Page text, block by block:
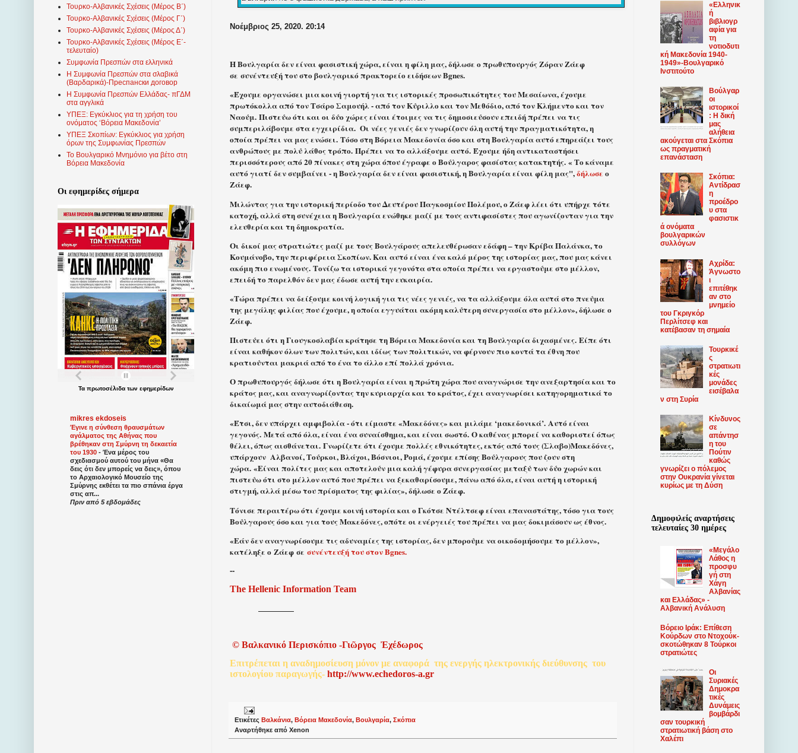
Νοέμβριος 25, 2020. 20:14
Η Βουλγαρία δεν είναι φασιστική χώρα, είναι η φίλη μας, δήλωσε ο πρωθυπουργός Ζόραν Ζάεφ
σε συνέντευξή του στο βουλγαρικό πρακτορείο ειδήσεων Bgnes.
«Έχουμε οργανώσει μια κοινή γιορτή για τις ιστορικές προσωπικότητες του Μεσαίωνα, έχουμε
πρωτόκολλα από τον Τσάρο Σαμουήλ - από τον Κύριλλο και τον Μεθόδιο, από τον Κλήμεντο και τον
Ναούμ. Πιστεύω ότι και οι δύο χώρες είναι έτοιμες να τις δημοσιεύσουν επειδή πρέπει να τις
συμπεριλάβουμε στα εγχειρίδια. Οι νέες γενιές δεν γνωρίζουν όλη αυτή την πραγματικότητα, η
οποία πρέπει να μας ενώσει. Τόσο στη Βόρεια Μακεδονία όσο και στη Βουλγαρία αυτό επηρεάζει τους
ανθρώπους με πολύ λάθος τρόπο. Πρέπει να το αλλάξουμε αυτό. Έχουμε ήδη αντικαταστήσει
περισσότερους από 20 πίνακες στη χώρα όπου έγραφε ο Βούλγαρος φασίστας κατακτητής. « Το κάναμε
αυτό γιατί δεν συμβαίνει - η Βουλγαρία δεν είναι φασιστική, η Βουλγαρία είναι φίλη μας",δήλωσε ο
Ζάεφ.
Μιλώντας για την ιστορική περίοδο του Δευτέρου Παγκοσμίου Πολέμου, ο Ζάεφ λέει ότι υπήρχε τότε
κατοχή, αλλά στη συνέχεια η Βουλγαρία ενώθηκε μαζί με τους αντιφασίστες που αγωνίζονταν για την
ελευθερία και τη δημοκρατία.
Οι δικοί μας στρατιώτες μαζί με τους Βουλγάρους απελευθέρωσαν εδάφη – την Κρίβα Παλάνκα, το
Κουμάνοβο, την περιφέρεια Σκοπίων. Και αυτό είναι ένα καλό μέρος της ιστορίας μας, που μας κάνει
ακόμη πιο ενωμένους. Τονίζω τα ιστορικά γεγονότα στα οποία πρέπει να εργαστούμε στο μέλλον,
επειδή το παρελθόν δεν μας έδωσε αυτή την ευκαιρία.
«Τώρα πρέπει να δείξουμε κοινή λογική για τις νέες γενιές, να τα αλλάξουμε όλα αυτά στο πνεύμα
της μεγάλης φιλίας που έχουμε, η οποία εγγυάται ακόμη καλύτερη συνεργασία στο μέλλον», δήλωσε ο
Ζάεφ.
Πιστεύει ότι η Γιουγκοσλαβία κράτησε τη Βόρεια Μακεδονία και τη Βουλγαρία διχασμένες. Είπε ότι
είναι καθήκον όλων των πολιτών, και ιδίως των πολιτικών, να φέρνουν πιο κοντά τα έθνη που
κρατιούνται μακριά από το ένα το άλλο επί πολλά χρόνια.
Ο πρωθυπουργός δήλωσε ότι η Βουλγαρία είναι η πρώτη χώρα που αναγνώρισε την ανεξαρτησία και το
κράτος μας, και αναγνωρίζοντας την κυριαρχία και το κράτος, έχει αναγνωρίσει κατηγορηματικά το
δικαίωμά μας στην αυτοδιάθεση.
«Έτσι, δεν υπάρχει αμφιβολία - ότι είμαστε «Μακεδόνες» και μιλάμε ‘μακεδονικά’. Αυτό είναι
γεγονός. Μετά από όλα, είναι ένα συναίσθημα, και είναι σωστό. Ο καθένας μπορεί να καθοριστεί όπως
θέλει, όπως αισθάνεται. Γνωρίζετε ότι έχουμε πολλές εθνικότητες, εκτός από τους (Σλαβο)Μακεδόνες,
υπάρχουν Αλβανοί, Τούρκοι, Βλάχοι, Βόσνιοι, Ρομά, έχουμε επίσης Βούλγαρους που ζουν στη
χώρα. «Είναι πολίτες μας και αποτελούν μια καλή γέφυρα συνεργασίας μεταξύ των δύο χωρών και
πιστεύω ότι στο μέλλον αυτό που πρέπει να ξεκαθαρίσουμε, πάνω από όλα, είναι αυτή η ιστορική
στιγμή, αλλά μέσω του πρίσματος της φιλίας», δήλωσε ο Ζάεφ.
Τόνισε περαιτέρω ότι έχουμε κοινή ιστορία και ο Γκότσε Ντέλτσεφ είναι επαναστάτης, τόσο για τους
Βούλγαρους όσο και για τους Μακεδόνες, οπότε οι ενέργειές του πρέπει να μας δοκιμάσουν ως έθνος.
«Εάν δεν αναγνωρίσουμε τις αδυναμίες της ιστορίας, δεν μπορούμε να οικοδομήσουμε το μέλλον»,
κατέληξε ο Ζάεφ σε συνέντευξή του στον Bgnes.
--
The Hellenic Information Team
© Βαλκανικό Περισκόπιο -Γιῶργος Ἐχέδωρος
Επιτρέπεται η αναδημοσίευση μόνον με αναφορά της ενεργής ηλεκτρονικής διεύθυνσης του
ιστολογίου παραγωγής- http://www.echedoros-a.gr
Ετικέτες Βαλκάνια, Βόρεια Μακεδονία, Βουλγαρία, Σκόπια
Αναρτήθηκε από Xenon
Τουρκο-Αλβανικές Σχέσεις (Μέρος Β΄)
Τουρκο-Αλβανικές Σχέσεις (Μέρος Γ΄)
Τουρκο-Αλβανικές Σχέσεις (Μέρος Δ΄)
Τουρκο-Αλβανικές Σχέσεις (Μέρος Ε΄-
τελευταίο)
Συμφωνία Πρεσπών στα ελληνικά
Η Συμφωνία Πρεσπών στα σλαβικά
(Βαρδαρικά)-Преспански договор
Η Συμφωνία Πρεσπών Ελλάδας- πΓΔΜ
στα αγγλικά
ΥΠΕΞ: Εγκύκλιος για τη χρήση του
ονόματος ‘Βόρεια Μακεδονία’
ΥΠΕΞ Σκοπίων: Εγκύκλιος για χρήση
όρων της Συμφωνίας Πρεσπών
Το Βουλγαρικό Μνημόνιο για βέτο στη
Βόρεια Μακεδονία
Οι εφημερίδες σήμερα
Τα πρωτοσέλιδατων εφημερίδων
mikres ekdoseis
Έγινε η σύνθεση θραυσμάτων
αγάλματος της Αθήνας που
βρέθηκαν στη Σμύρνη τη δεκαετία
του 1930 - Ένα μέρος του
σχεδιασμού αυτού του μήνα «Θα
δεις ότι δεν μπορείς να δεις», όπου
το Αρχαιολογικό Μουσείο της
Σμύρνης εκθέτει τα πιο σπάνια έργα
στις απ...
Πριν από 5 εβδομάδες
«Ελληνικ
ή
βιβλιογρ
αφία για
τη
νοτιοδυτι
κή Μακεδονία 1940-
1949»-Βουλγαρικό
Ινστιτούτο
Βούλγαρ
οι
ιστορικοί
: Η δική
μας
αλήθεια
ακούγεται στα Σκόπια
ως πραγματική
επανάσταση
Σκόπια:
Αντίδρασ
η
προέδρο
υ στα
φασιστικ
ά ονόματα
βουλγαρικών
συλλόγων
Αχρίδα:
Άγνωστο
ι
επιτέθηκ
αν στο
μνημείο
του Γκριγκόρ
Περλίτσεφ και
κατέβασαν τη σημαία
Τουρκικέ
ς
στρατιωτι
κές
μονάδες
εισέβαλα
ν στη Συρία
Κίνδυνος
σε
απάντησ
η του
Πούτιν
καθώς
γνωρίζει ο πόλεμος
στην Ουκρανία γίνεται
κυρίως με τη Δύση
Δημοφιλείς αναρτήσεις
τελευταίες 30 ημέρες
«Μεγάλο
Λάθος η
προσφυ
γή στη
Χάγη
Αλβανίας
και Ελλάδας» -
Αλβανική Ανάλυση
Βόρειο Ιράκ: Επίθεση
Κούρδων στο Ντοχούκ-
σκοτώθηκαν 8 Τούρκοι
στρατιώτες
Οι
Συριακές
Δημοκρα
τικές
Δυνάμεις
βομβάρδι
σαν τουρκική
στρατιωτική βάση στο
Χαλέπι